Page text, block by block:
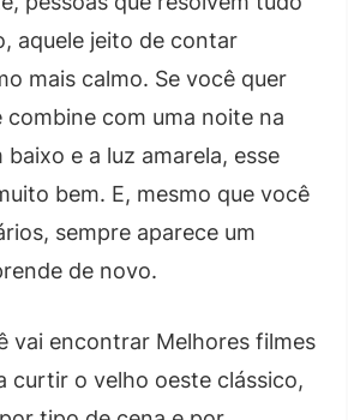
aquele jeito de contar
mais calmo. Se você quer
combine com uma noite na
baixo e a luz amarela, esse
bem. E, mesmo que você
sempre aparece um
de novo.
vai encontrar Melhores filmes
curtir o velho oeste clássico,